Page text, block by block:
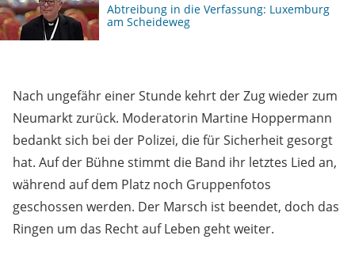
Abtreibung in die Verfassung: Luxemburg
am Scheideweg
Nach ungefähr einer Stunde kehrt der Zug wieder zum
Neumarkt zurück. Moderatorin Martine Hoppermann
bedankt sich bei der Polizei, die für Sicherheit gesorgt
hat. Auf der Bühne stimmt die Band ihr letztes Lied an,
während auf dem Platz noch Gruppenfotos
geschossen werden. Der Marsch ist beendet, doch das
Ringen um das Recht auf Leben geht weiter.